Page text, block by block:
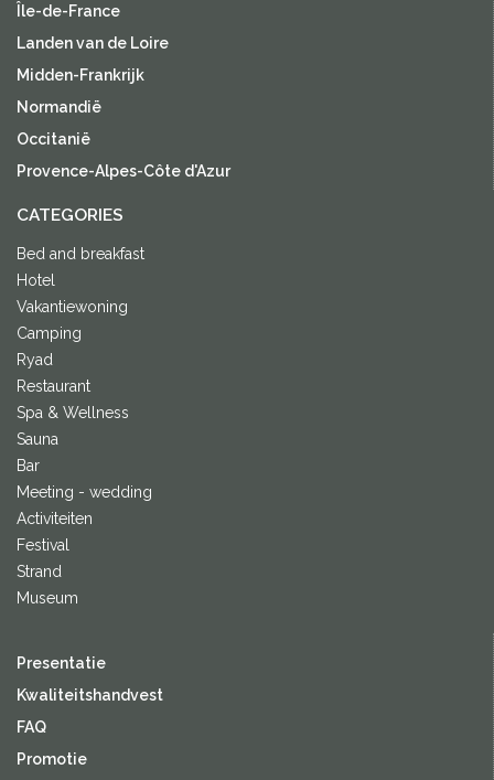
Île-de-France
Landen van de Loire
Midden-Frankrijk
Normandië
Occitanië
Provence-Alpes-Côte d'Azur
CATEGORIES
Bed and breakfast
Hotel
Vakantiewoning
Camping
Ryad
Restaurant
Spa & Wellness
Sauna
Bar
Meeting - wedding
Activiteiten
Festival
Strand
Museum
Presentatie
Kwaliteitshandvest
FAQ
Promotie